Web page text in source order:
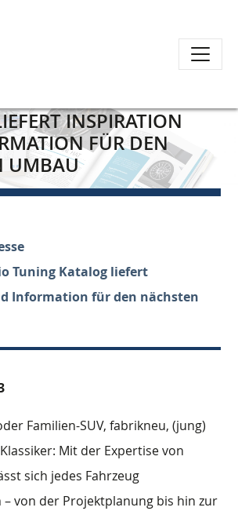
INSPIRATION
FÜR DEN
UMBAU
Tuning Katalog liefert
Information für den nächsten
Familien-SUV, fabrikneu, (jung)
Mit der Expertise von
sich jedes Fahrzeug
von der Projektplanung bis hin zur